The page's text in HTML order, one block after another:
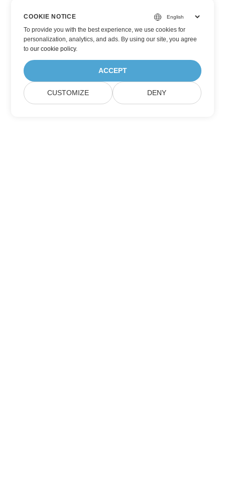
COOKIE NOTICE
To provide you with the best experience, we use cookies for
personalization, analytics, and ads. By using our site, you agree
toour cookie policy.
ACCEPT
CUSTOMIZE DENY